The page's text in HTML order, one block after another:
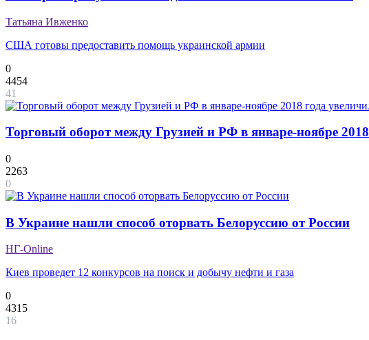
Татьяна Ивженко
США готовы предоставить помощь украинской армии
0
4454
41
Торговый оборот между Грузией и РФ в январе-ноябре
0
2263
0
В Украине нашли способ оторвать Белоруссию от России
НГ-Online
Киев проведет 12 конкурсов на поиск и добычу нефти и газа
0
4315
16